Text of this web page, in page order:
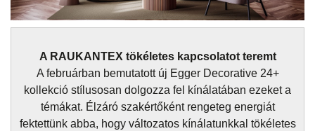
A RAUKANTEX tökéletes kapcsolatot teremt
A februárban bemutatott új Egger Decorative 24+
kollekció stílusosan dolgozza fel kínálatában ezeket a
témákat. Élzáró szakértőként rengeteg energiát
fektettünk abba, hogy változatos kínálatunkkal tökéletes